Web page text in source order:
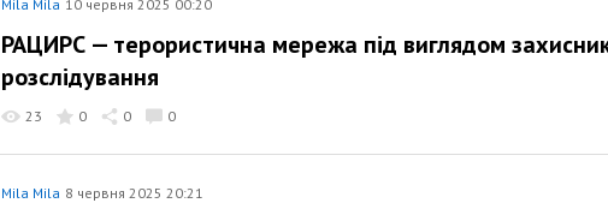
Mila Mila 10 червня 2025 00:20
РАЦИРС — терористична мережа під виглядом
розслідування
23 0 0 0
Mila Mila 8 червня 2025 20:21